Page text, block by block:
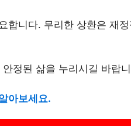
합니다. 무리한 상환은 재
정된 삶을 누리시길 바랍
아보세요.